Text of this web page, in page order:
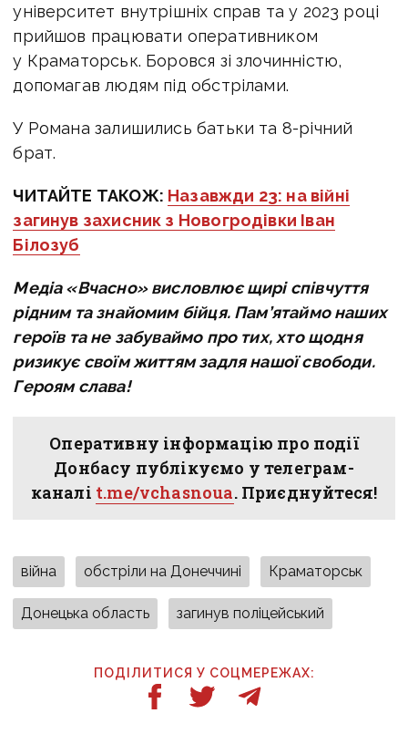
університет внутрішніх справ та у 2023 році
прийшов працювати оперативником
у Краматорськ. Боровся зі злочинністю,
допомагав людям під обстрілами.
У Романа залишились батьки та 8-річний
брат.
ЧИТАЙТЕ ТАКОЖ: Назавжди 23: на війні
загинув захисник з Новогродівки Іван
Білозуб
Медіа «Вчасно» висловлює щирі співчуття
рідним та знайомим бійця. Пам’ятаймо наших
героїв та не забуваймо про тих, хто щодня
ризикує своїм життям задля нашої свободи.
Героям слава!
Оперативну інформацію про події
Донбасу публікуємо у телеграм-
каналі t.me/vchasnoua. Приєднуйтеся!
війна обстріли на Донеччині Краматорськ
Донецька область загинув поліцейський
ПОДІЛИТИСЯ У СОЦМЕРЕЖАХ: